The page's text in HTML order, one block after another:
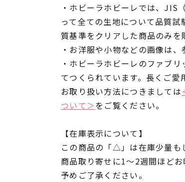
・ホビーラホビーレでは、JIS
って全ての生地について品質
質基準をクリアした商品のみを
・お洋服や小物などの画像は、
・ホビーラホビーレのファブ
てつくられています。長くご愛
お取り扱い方法につきましては
ついて＞をご覧ください。
【在庫表示について】
この商品の「△」は在庫少量も
商品取り寄せに1～2週間ほど
予めご了承ください。